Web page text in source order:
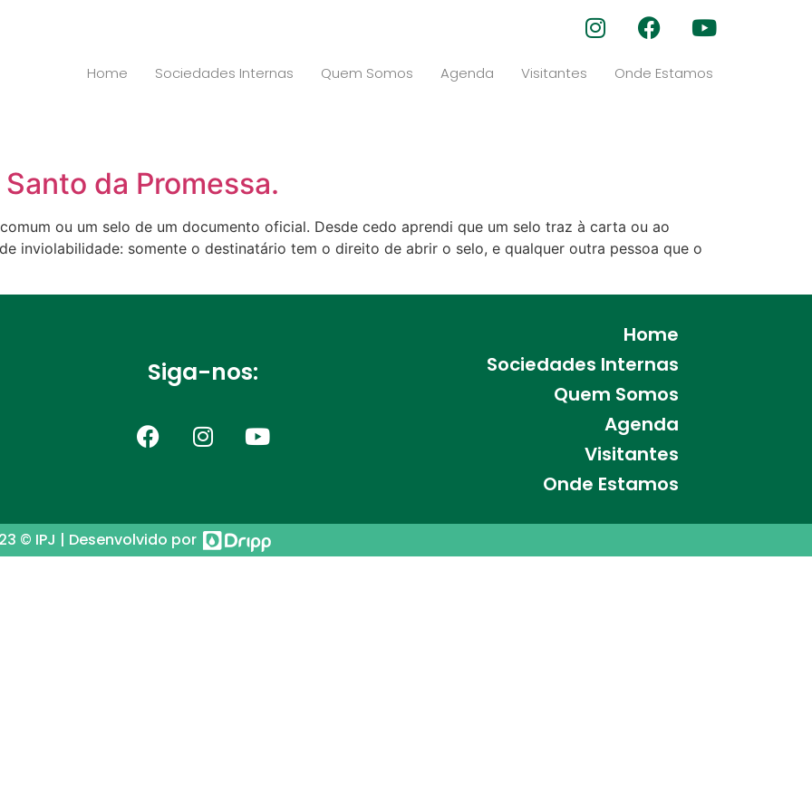
Home Sociedades Internas Quem Somos Agenda Visitantes Onde Estamos
da Promessa.
ou um selo de um documento oficial. Desde cedo aprendi que um selo traz à carta ou ao
inviolabilidade: somente o destinatário tem o direito de abrir o selo, e qualquer outra pessoa que o
Siga-nos:
Home
Sociedades Internas
Quem Somos
Agenda
Visitantes
Onde Estamos
© IPJ | Desenvolvido por